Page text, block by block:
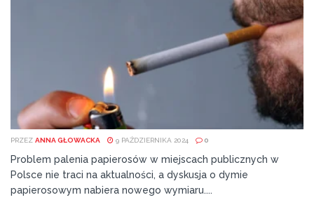
PRZEZ ANNA GŁOWACKA 9 PAŹDZIERNIKA 2024 0
Problem palenia papierosów w miejscach publicznych w
Polsce nie traci na aktualności, a dyskusja o dymie
papierosowym nabiera nowego wymiaru....